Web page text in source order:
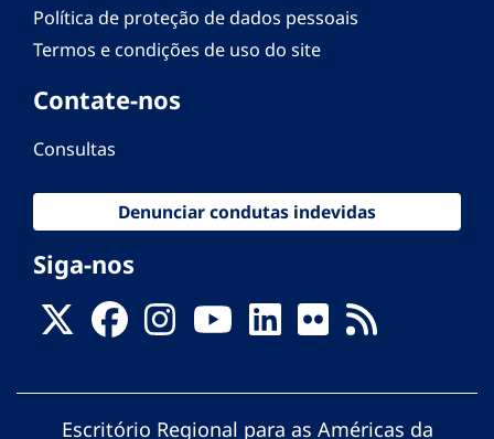
Política de proteção de dados pessoais
Termos e condições de uso do site
Contate-nos
Consultas
Denunciar condutas indevidas
Siga-nos
Escritório Regional para as Américas da